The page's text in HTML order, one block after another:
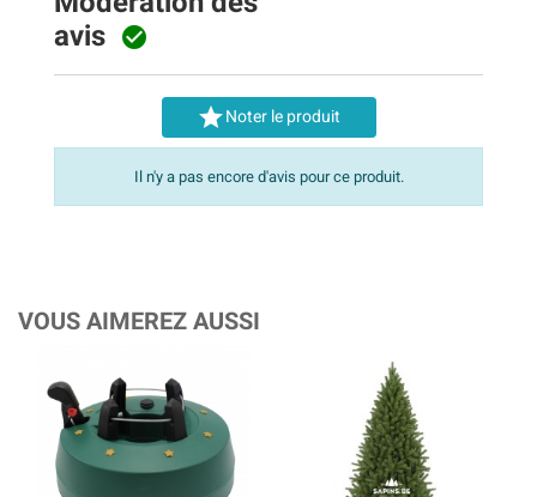
avis 
Noter le produit
Il n'y a pas encore d'avis pour ce produit.
VOUS AIMEREZ AUSSI